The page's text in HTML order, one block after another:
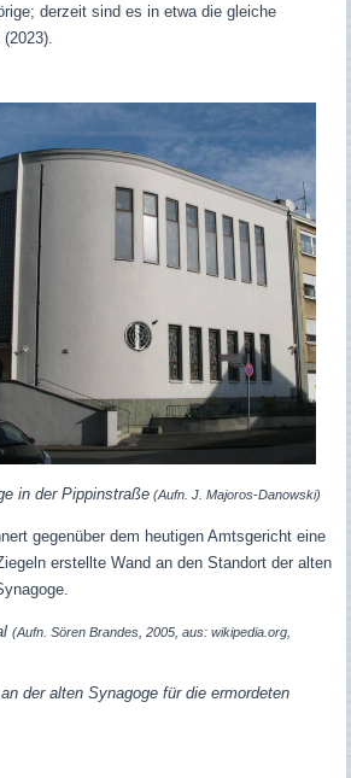
derzeit sind es in etwa die gleiche
in der Pippinstraße(Aufn. J. Majoros-Danowski)
gegenüber dem heutigen Amtsgericht eine
erstellte Wand an den Standort der alten
(Aufn. Sören Brandes, 2005, aus: wikipedia.org,